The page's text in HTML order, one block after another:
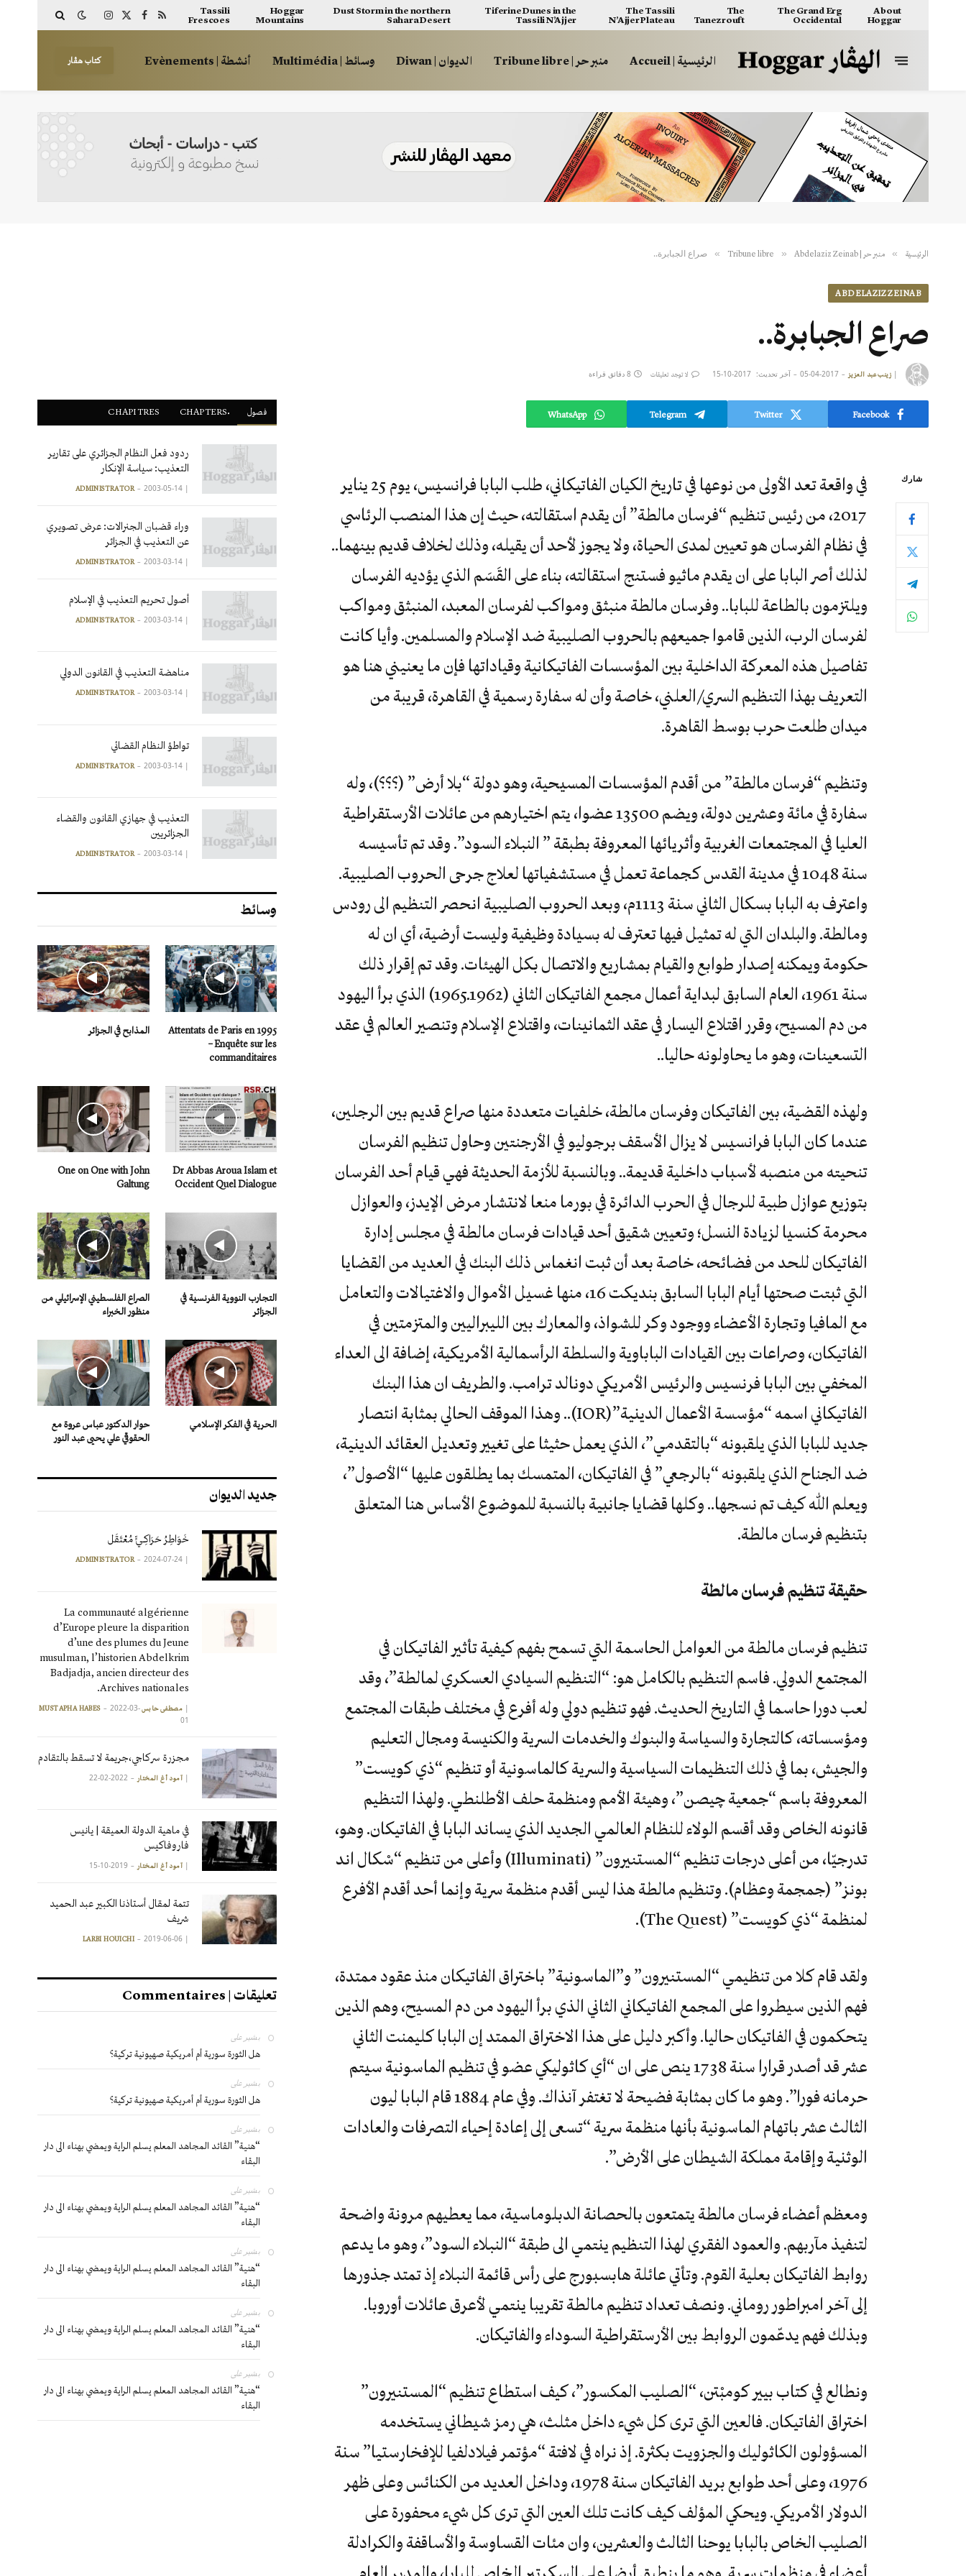
About
Hoggar
The Grand Erg
Occidental
The
Tanezrouft
The Tassili
N’Ajjer Plateau
Tiferine Dunes in the
Tassili N’Ajjer
Dust Storm in the northern
Sahara Desert
Hoggar
Mountains
Tassili
Frescoes
RSS
Facebook
X
Instagram
الرئيسية | Accueil منبر حر | Tribune libre الديوان | Diwan وسائط | Multimédia أنشطة | Evènements كتاب هڤار
الرئيسية » منبر حر | Tribune libre » Abdelaziz Zeinab
» صراع الجبابرة..
ABDELAZIZ ZEINAB
صراع الجبابرة..
| زينب عبد العزيز 2017-04-05 آخر تحديث: 2017-10-15 لا توجد تعليقات 8 دقائق قراءة
Facebook
Twitter
Telegram
WhatsApp
شارك
في واقعة تعد الأولى من نوعها في تاريخ الكيان الفاتيكاني، طلب البابا فرانسيس، يوم 25 يناير
2017، من رئيس تنظيم “فرسان مالطة” أن يقدم استقالته، حيث إن هذا المنصب الرئاسي
في نظام الفرسان هو تعيين لمدى الحياة، ولا يجوز لأحد أن يقيله، وذلك لخلاف قديم بينهما..
لذلك أصر البابا على ان يقدم ماثيو فستنج استقالته، بناء على القَسَم الذي يؤديه الفرسان
ويلتزمون بالطاعة للبابا.. وفرسان مالطة منبثق ومواكب لفرسان المعبد، المنبثق ومواكب
لفرسان الرب، الذين قاموا جميعهم بالحروب الصليبية ضد الإسلام والمسلمين. وأيا كانت
تفاصيل هذه المعركة الداخلية بين المؤسسات الفاتيكانية وقياداتها فإن ما يعنيني هنا هو
التعريف بهذا التنظيم السري/العلني، خاصة وأن له سفارة رسمية في القاهرة، قريبة من
ميدان طلعت حرب بوسط القاهرة.
وتنظيم “فرسان مالطة” من أقدم المؤسسات المسيحية، وهو دولة “بلا أرض” (؟؟؟)، وله
سفارة في مائة وعشرين دولة، ويضم 13500 عضوا، يتم اختيارهم من عائلات الأرستقراطية
العليا في المجتمعات الغربية وأثريائها المعروفة بطبقة ” النبلاء السود”. وقد تم تأسيسه
سنة 1048 في مدينة القدس كجماعة تعمل في مستشفياتها لعلاج جرحى الحروب الصليبية.
واعترف به البابا بسكال الثاني سنة 1113م، وبعد الحروب الصليبية انحصر التنظيم الى رودس
ومالطة. والبلدان التي له تمثيل فيها تعترف له بسيادة وظيفية وليست أرضية، أي ان له
حكومة ويمكنه إصدار طوابع والقيام بمشاريع والاتصال بكل الهيئات. وقد تم إقرار ذلك
سنة 1961، العام السابق لبداية أعمال مجمع الفاتيكان الثاني (1962ـ1965) الذي برأ اليهود
من دم المسيح، وقرر اقتلاع اليسار في عقد الثمانينات، واقتلاع الإسلام وتنصير العالم في عقد
التسعينات، وهو ما يحاولونه حاليا..
ولهذه القضية، بين الفاتيكان وفرسان مالطة، خلفيات متعددة منها صراع قديم بين الرجلين،
عندما كان البابا فرانسيس لا يزال الأسقف برجوليو في الأرجنتين وحاول تنظيم الفرسان
تنحيته من منصبه لأسباب داخلية قديمة.. وبالنسبة للأزمة الحديثة فهي قيام أحد الفرسان
بتوزيع عوازل طبية للرجال في الحرب الدائرة في بورما منعا لانتشار مرض الإيدز، والعوازل
محرمة كنسيا لزيادة النسل؛ وتعيين شقيق أحد قيادات فرسان مالطة في مجلس إدارة
الفاتيكان للحد من فضائحه، خاصة بعد أن ثبت انغماس ذلك البنك في العديد من القضايا
التي ثبتت صحتها أيام البابا السابق بنديكت 16، منها غسيل الأموال والاغتيالات والتعامل
مع المافيا وتجارة الأعضاء ووجود وكر للشواذ، والمعارك بين الليبراليين والمتزمتين في
الفاتيكان، وصراعات بين القيادات الباباوية والسلطة الرأسمالية الأمريكية، إضافة الى العداء
المخفي بين البابا فرنسيس والرئيس الأمريكي دونالد ترامب. والطريف ان هذا البنك
الفاتيكاني اسمه “مؤسسة الأعمال الدينية”(IOR).. وهذا الموقف الحالي بمثابة انتصار
جديد للبابا الذي يلقبونه “بالتقدمي”، الذي يعمل حثيثا على تغيير وتعديل العقائد الدينية،
ضد الجناح الذي يلقبونه “بالرجعي” في الفاتيكان، المتمسك بما يطلقون عليها “الأصول”،
ويعلم الله كيف تم نسجها.. وكلها قضايا جانبية بالنسبة للموضوع الأساس هنا المتعلق
بتنظيم فرسان مالطة.
حقيقة تنظيم فرسان مالطة
تنظيم فرسان مالطة من العوامل الحاسمة التي تسمح بفهم كيفية تأثير الفاتيكان في
المجتمع الدولي. فاسم التنظيم بالكامل هو: “التنظيم السيادي العسكري لمالطة”، وقد
لعب دورا حاسما في التاريخ الحديث. فهو تنظيم دولي وله أفرع في مختلف طبقات المجتمع
ومؤسساته، كالتجارة والسياسة والبنوك والخدمات السرية والكنيسة ومجال التعليم
والجيش، بما في ذلك التنظيمات السياسية والسرية كالماسونية أو تنظيم “ذي كويست”
المعروفة باسم “جمعية چيصن”، وهيئة الأمم ومنظمة حلف الأطلنطي. ولهذا التنظيم
قانونه الخاص وقد أقسم الولاء للنظام العالمي الجديد الذي يساند البابا في الفاتيكان. وهو،
تدرجيّا، من أعلى درجات تنظيم “المستنيرون” (Illuminati) وأعلى من تنظيم “سْكال اند
بونز” (جمجمة وعظام). وتنظيم مالطة هذا ليس أقدم منظمة سرية وإنما أحد أقدم الأفرع
لمنظمة “ذي كويست” (The Quest).
ولقد قام كلا من تنظيمي “المستنيرون” و”الماسونية” باختراق الفاتيكان منذ عقود ممتدة،
فهم الذين سيطروا على المجمع الفاتيكاني الثاني الذي برأ اليهود من دم المسيح، وهم الذين
يتحكمون في الفاتيكان حاليا. وأكبر دليل على هذا الاختراق الممتد إن البابا كليمنت الثاني
عشر قد أصدر قرارا سنة 1738 ينص على ان “أي كاثوليكي عضو في تنظيم الماسونية سيتم
حرمانه فورا”. وهو ما كان بمثابة فضيحة لا تغتفر آنذاك. وفي عام 1884 قام البابا ليون
الثالث عشر باتهام الماسونية بأنها منظمة سرية “تسعى إلى إعادة إحياء التصرفات والعادات
الوثنية وإقامة مملكة الشيطان على الأرض”.
ومعظم أعضاء فرسان مالطة يتمتعون بالحصانة الدبلوماسية، مما يعطيهم مرونة واضحة
لتنفيذ مآربهم. والعمود الفقري لهذا التنظيم ينتمي الى طبقة “النبلاء السود”، وهو ما يدعم
روابط الفاتيكان بعلية القوم. وتأتي عائلة هابسبورج على رأس قائمة النبلاء إذ تمتد جذورها
إلى آخر امبراطور روماني. ونصف تعداد تنظيم مالطة تقريبا ينتمي لأعرق عائلات أوروبا.
وبذلك فهم يدعّمون الروابط بين الأرستقراطية السوداء والفاتيكان.
ونطالع في كتاب بيير كومبْتن، “الصليب المكسور”، كيف استطاع تنظيم “المستنيرون”
اختراق الفاتيكان. فالعين التي ترى كل شيء داخل مثلث، هي رمز شيطاني يستخدمه
المسؤولون الكاثوليك والجزويت بكثرة. إذ نراه في لافتة “مؤتمر فيلادلفيا للإفخارستيا” سنة
1976، وعلى أحد طوابع بريد الفاتيكان سنة 1978، وداخل العديد من الكنائس وعلى ظهر
الدولار الأمريكي. ويحكي المؤلف كيف كانت تلك العين التي ترى كل شيء محفورة على
الصليب الخاص بالبابا يوحنا الثالث والعشرين، وان مئات القساوسة والأساقفة والكرادلة
فصول CHAPITRES
ردود فعل النظام الجزائري على تقارير
التعذيب: سياسة الإنكار
|
ADMINISTRATOR 2003-05-14
وراء قضبان الجنرالات: عرض تصويري
عن التعذيب في الجزائر
|
ADMINISTRATOR 2003-03-14
أصول تحريم التعذيب في الإسلام
|
ADMINISTRATOR 2003-03-14
مناهضة التعذيب في القانون الدولي
|
ADMINISTRATOR 2003-03-14
تواطؤ النظام القضائي
|
ADMINISTRATOR 2003-03-14
التعذيب في جهازي القانون والقضاء
الجزائريين
|
ADMINISTRATOR 2003-03-14
وسائط
Attentats de Paris en 1995
– Enquête sur les
commanditaires
المذابح في الجزائر
Dr Abbas Aroua Islam et
Occident Quel Dialogue
One on One with John
Galtung
التجارب النووية الفرنسية في
الجزائر
الصراع الفلسطيني الإسرائيلي من
منظور الخبراء
الحرية في الفكر الإسلامي
حوار الدكتور عباس عروة مع
الحقوقي علي يحيى عبد النور
جديد الديوان
خَوَاطِرُ حَرَاكِـيٍّ مُعْتَقَل
|
ADMINISTRATOR 2024-07-24
La communauté algérienne
d’Europe pleure la disparition
d’une des plumes du Jeune
musulman, l’historien Abdelkrim
Badjadja, ancien directeur des
Archives nationales.
| مصطفى حابس MUSTAPHA HABES2022-03-
01
مجزرة سركاجي،جريمة لا تسقط بالتقادم
| آمود أغ المختار 2022-02-22
في ماهية الدولة العميقة | يانيس
فاروفاكيس
| آمود أغ المختار 2019-10-15
تتمة لمقال أستاذنا الكبير عبد الحميد
شريف
|
LARBI HOUICHI 2019-06-06
تعليقات | Commentaires
بشير على
هل الثورة سورية أم أمريكية صهيونية تركية؟
بشير على
هل الثورة سورية أم أمريكية صهيونية تركية؟
بشير على
“هنية” القائد المجاهد المعلم يسلم الراية ويمضي بهناء الى دار
البقاء
بشير على
“هنية” القائد المجاهد المعلم يسلم الراية ويمضي بهناء الى دار
البقاء
بشير على
“هنية” القائد المجاهد المعلم يسلم الراية ويمضي بهناء الى دار
البقاء
بشير على
“هنية” القائد المجاهد المعلم يسلم الراية ويمضي بهناء الى دار
البقاء
بشير على
“هنية” القائد المجاهد المعلم يسلم الراية ويمضي بهناء الى دار
البقاء